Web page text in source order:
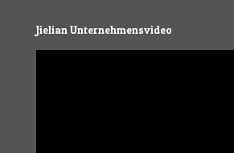
Jielian Unternehmensvideo